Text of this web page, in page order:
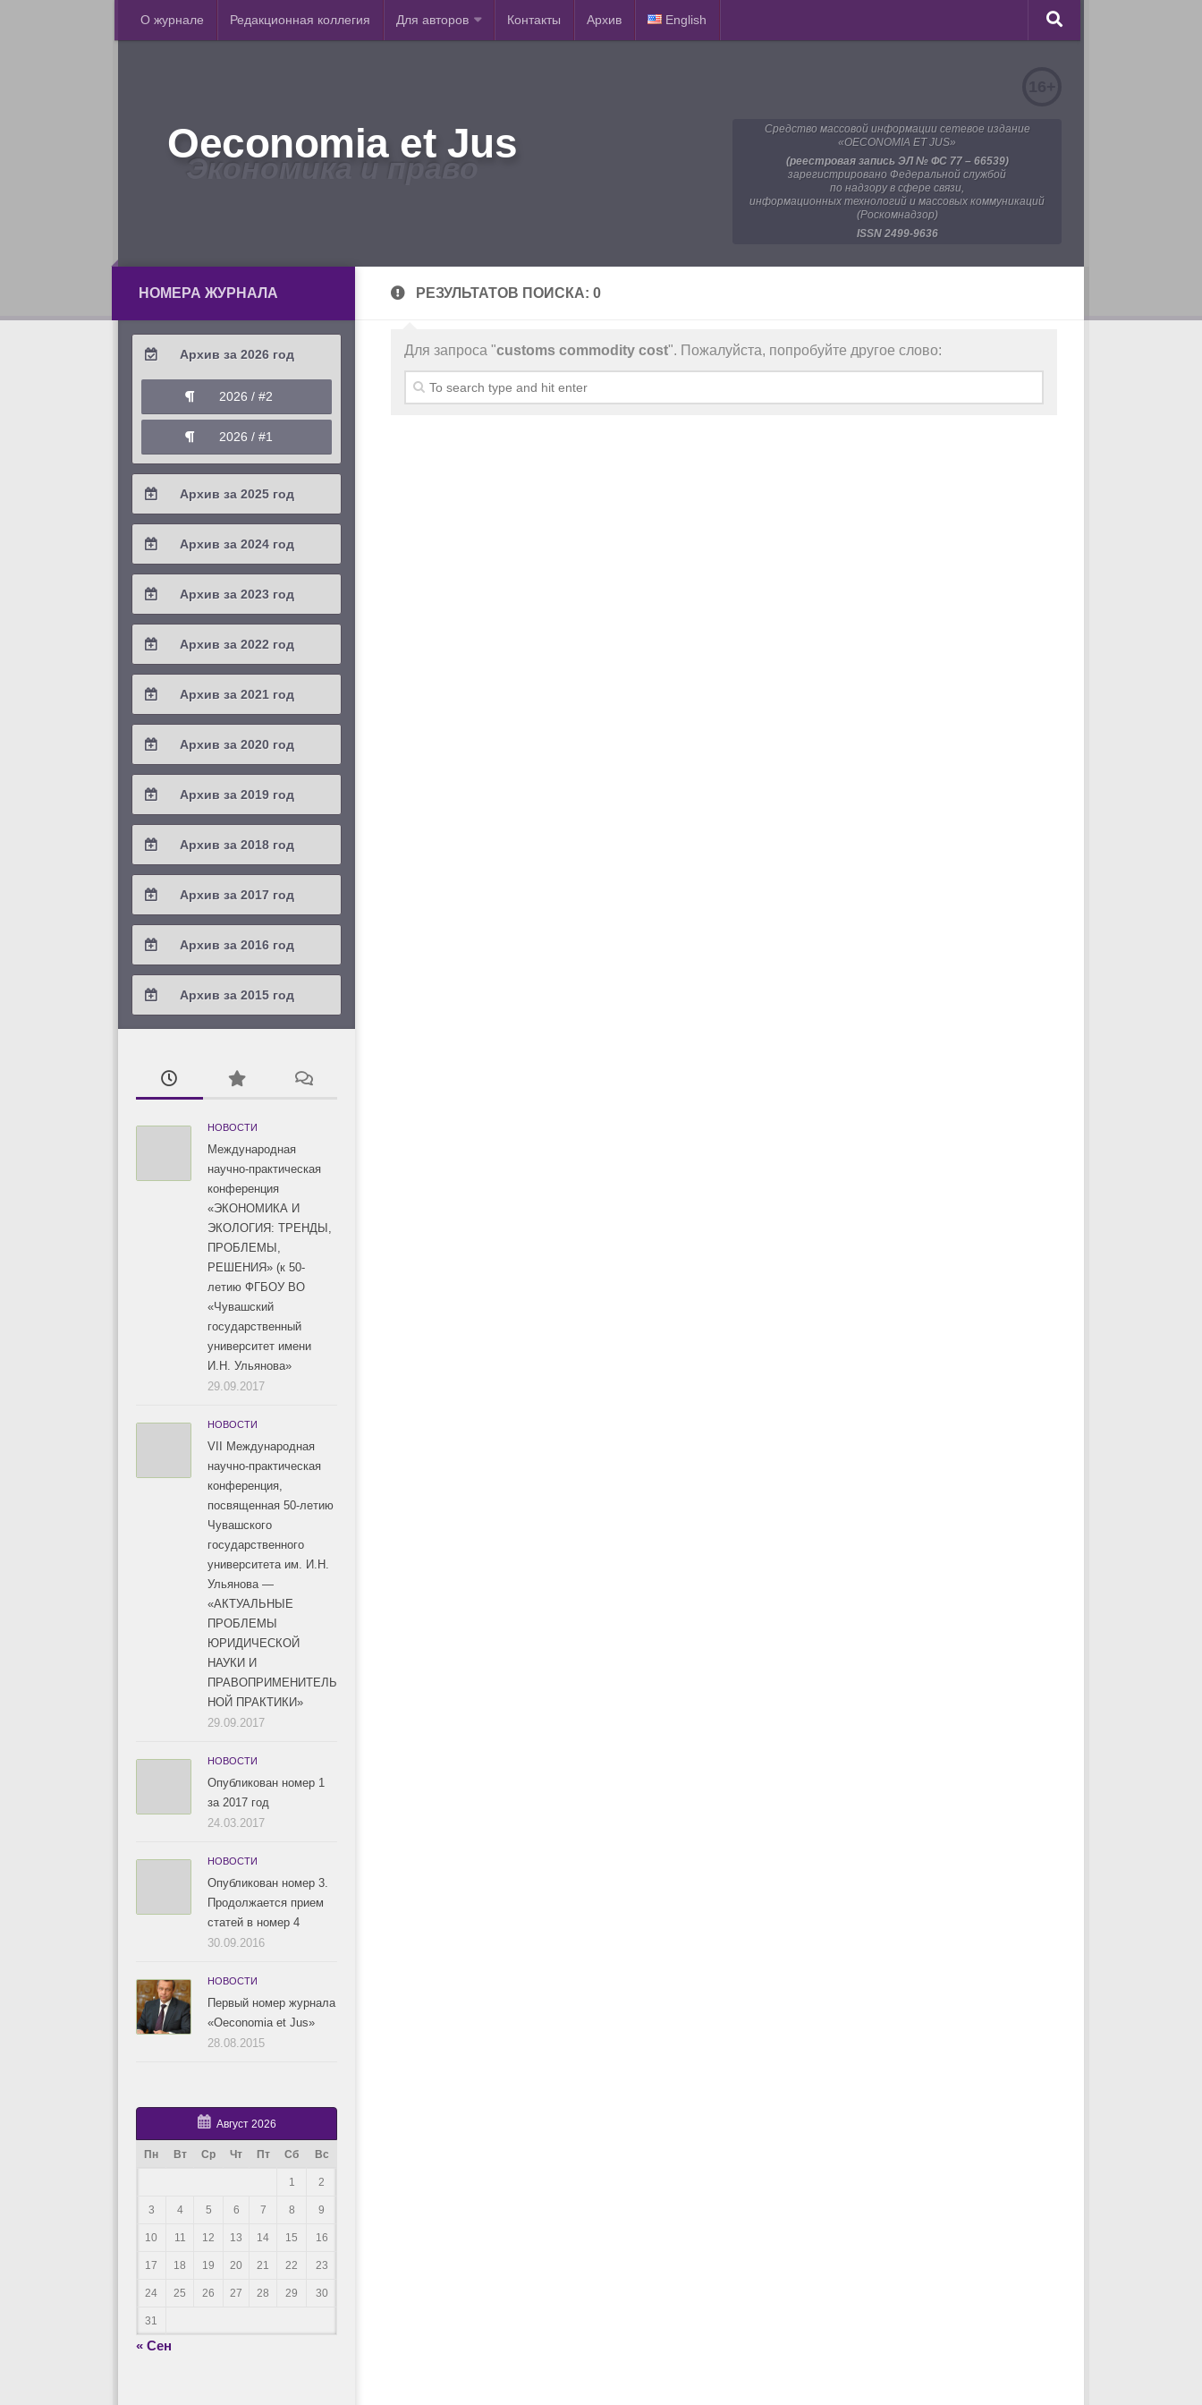
О журнале Редакционная коллегия Для авторов Контакты Архив English
Oeconomia et Jus
Экономика и право
Средство массовой информации сетевое издание
«OECONOMIA ET JUS»
(реестровая запись ЭЛ № ФС 77 – 66539)
зарегистрировано Федеральной службой
по надзору в сфере связи,
информационных технологий и массовых коммуникаций
(Роскомнадзор)
ISSN 2499-9636
РЕЗУЛЬТАТОВ ПОИСКА: 0
Для запроса "customs commodity cost". Пожалуйста, попробуйте другое слово:
НОМЕРА ЖУРНАЛА
Архив за 2026 год
2026 / #2
2026 / #1
Архив за 2025 год
2025 / #4
2025 / #3
2025 / #1
Архив за 2024 год
2024 / #4
2024 / #3
2024 / #1
Архив за 2023 год
2023 / #4
2023 / #3
2023 / #1
Архив за 2022 год
2022 / #4
2022 / #3
2022 / #1
Архив за 2021 год
2021 / #4
2021 / #3
2021 / #1
Архив за 2020 год
2020 / #4
2020 / #3
2020 / #1
Архив за 2019 год
2019 / #4
2019 / #3
2019 / #1
Архив за 2018 год
2018 / #4
2018 / #3
2018 / #1
Архив за 2017 год
2017 / #4
2017 / #3
Архив за 2016 год
2016 / #4
2016 / #3
Архив за 2015 год
2015 / #3
2015 / #2
НОВОСТИ
Международная
научно-практическая
конференция
«ЭКОНОМИКА И
ЭКОЛОГИЯ: ТРЕНДЫ,
ПРОБЛЕМЫ,
РЕШЕНИЯ» (к 50-
летию ФГБОУ ВО
«Чувашский
государственный
университет имени
И.Н. Ульянова»
29.09.2017
НОВОСТИ
VII Международная
научно-практическая
конференция,
посвященная 50-летию
Чувашского
государственного
университета им. И.Н.
Ульянова —
«АКТУАЛЬНЫЕ
ПРОБЛЕМЫ
ЮРИДИЧЕСКОЙ
НАУКИ И
ПРАВОПРИМЕНИТЕЛЬ
НОЙ ПРАКТИКИ»
29.09.2017
НОВОСТИ
Опубликован номер 1
за 2017 год
24.03.2017
НОВОСТИ
Опубликован номер 3.
Продолжается прием
статей в номер 4
30.09.2016
НОВОСТИ
Первый номер журнала
«Oeconomia et Jus»
28.08.2015
Август 2026
Пн Вт Ср Чт Пт Сб Вс
1 2
3 4 5 6 7 8 9
10 11 12 13 14 15 16
17 18 19 20 21 22 23
24 25 26 27 28 29 30
31
« Сен